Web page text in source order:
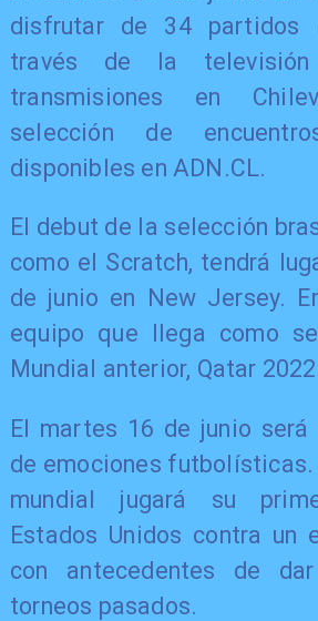
disfrutar de 34 partidos
través de la
transmisiones en
selección de
disponibles en ADN.CL.
El debut de la selección
como el Scratch, tendrá
de junio en New Jersey.
equipo que llega como
Mundial anterior, Qatar
El martes 16 de junio será
de emociones futbolísticas.
mundial jugará su
Estados Unidos contra un
con antecedentes de
torneos pasados.